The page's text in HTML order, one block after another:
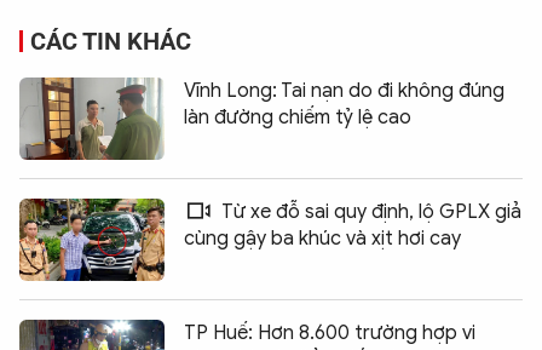
CÁC TIN KHÁC
Vĩnh Long: Tai nạn do đi không đúng
làn đường chiếm tỷ lệ cao
Từ xe đỗ sai quy định, lộ GPLX giả
cùng gậy ba khúc và xịt hơi cay
TP Huế: Hơn 8.600 trường hợp vi